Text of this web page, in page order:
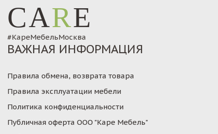
CARE
#КареМебельМосква
ВАЖНАЯ ИНФОРМАЦИЯ
Правила обмена, возврата товара
Правила эксплуатации мебели
Политика конфиденциальности
Публичная оферта ООО "Каре Мебель"